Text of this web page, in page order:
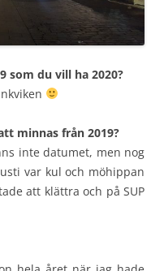
som du vill ha 2020?
minnas från 2019?
inte datumet, men nog
var kul och möhippan
att klättra och på SUP